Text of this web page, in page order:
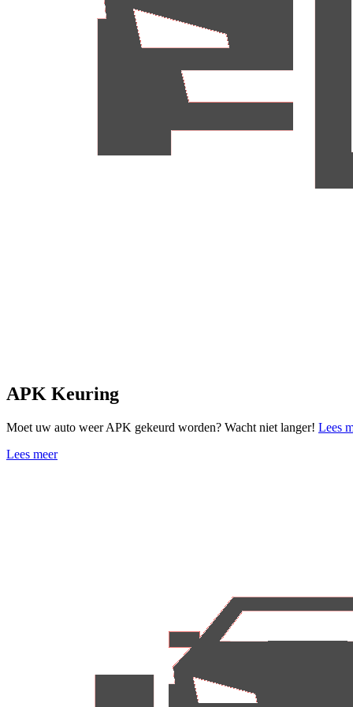
APK Keuring
Moet uw auto weer APK gekeurd worden? Wacht niet langer! Lees
Lees meer